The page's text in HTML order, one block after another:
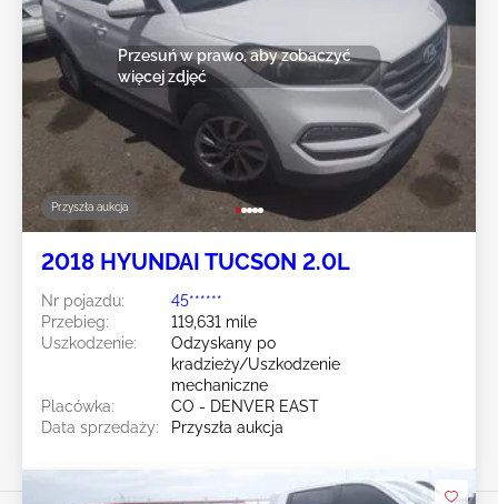
Przyszła aukcja
Przesuń w prawo, aby zobaczyć
więcej zdjęć
2018 HYUNDAI TUCSON 2.0L
Nr pojazdu:
45******
Przebieg:
119,631 mile
Uszkodzenie:
Odzyskany po
kradzieży/Uszkodzenie
mechaniczne
Placówka:
CO - DENVER EAST
Data sprzedaży:
Przyszła aukcja